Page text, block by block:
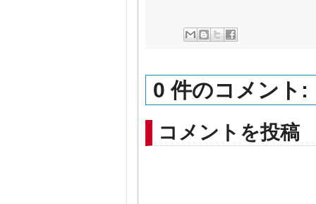
0 件のコメント:
コメントを投稿